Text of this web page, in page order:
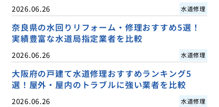
2026.06.26 水道修理
奈良県の水回りリフォーム・修理おすすめ5選！
実績豊富な水道局指定業者を比較
2026.06.26 水道修理
大阪府の戸建て水道修理おすすめランキング5
選！屋外・屋内のトラブルに強い業者を比較
2026.06.26 水道修理